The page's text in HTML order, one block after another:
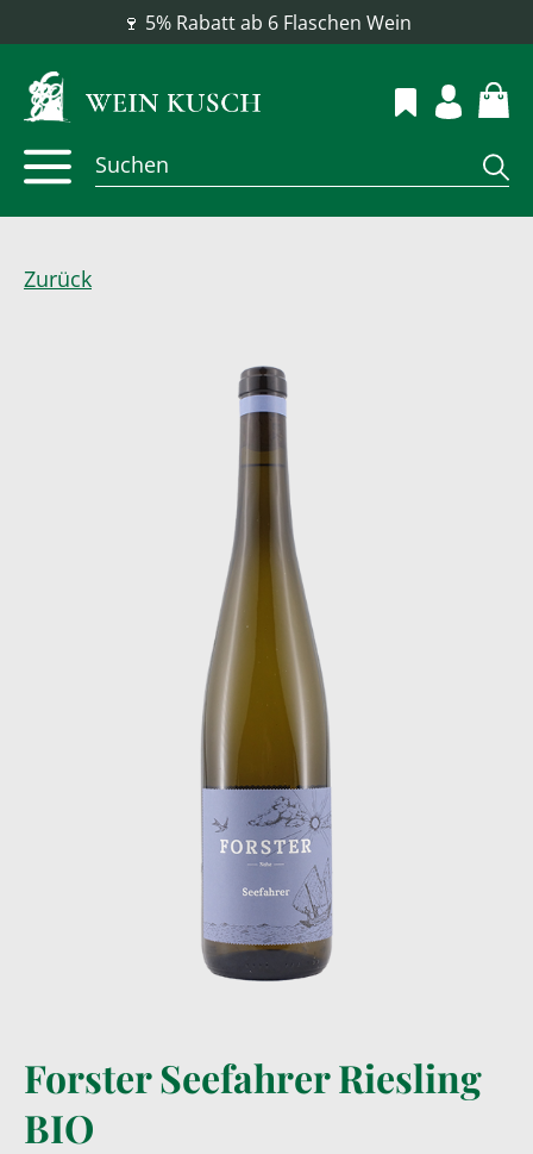
🍷 5% Rabatt ab 6 Flaschen Wein
Zurück
Forster Seefahrer Riesling
BIO